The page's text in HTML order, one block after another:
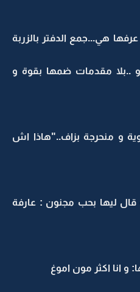
هي...جمع الدفتر بالزربة
..بلا مقدمات ضمها بقوة و
و منحرجة بزاف.."هاذا اش
قال ليها بحب مجنون : عارفة
و انا اكثر مون اموغ